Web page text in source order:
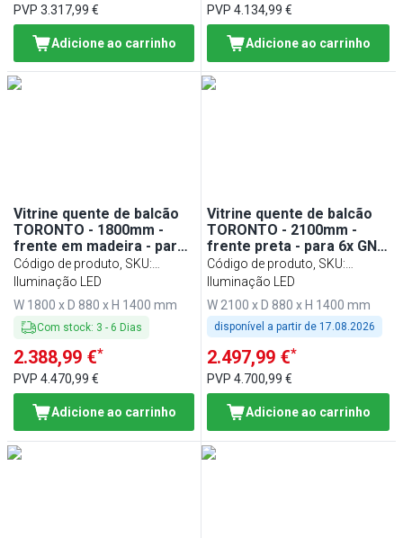
PVP 3.317,99 €
Adicione ao carrinho
PVP4.134,99 €
Adicione ao carrinho
Vitrine quente de balcão
TORONTO - 1800mm -
frente em madeira - para
5x GN 1/1 - tampo em
granito preto
Código de produto, SKU:
WVE180D
Iluminação LED
W 1800 x D 880 x H 1400 mm
Com stock: 3 - 6 Dias
2.388,99 €*
PVP 4.470,99 €
Adicione ao carrinho
Vitrine quente de balcão
TORONTO - 2100mm -
frente preta - para 6x GN
1/1 - tampo em granito
preto
Código de produto, SKU:
WHTE210-S
Iluminação LED
W 2100 x D 880 x H 1400 mm
disponível a partir de 17.08.2026
2.497,99 €*
PVP4.700,99 €
Adicione ao carrinho